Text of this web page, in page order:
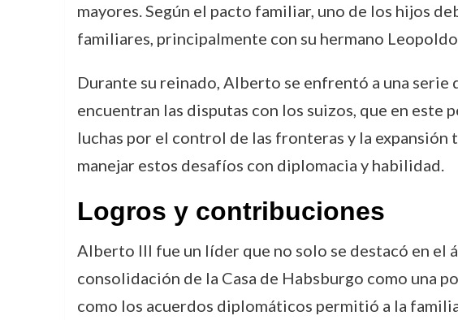
mayores. Según el pacto familiar, uno de los hijos
familiares, principalmente con su hermano
Durante su reinado, Alberto se enfrentó a una
encuentran las disputas con los suizos, que en
luchas por el control de las fronteras y la
manejar estos desafíos con diplomacia y habilidad.
Logros y contribuciones
Alberto III fue un líder que no solo se destacó en el
consolidación de la Casa de Habsburgo como una
como los acuerdos diplomáticos permitió a la